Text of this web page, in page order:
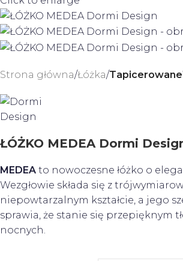
Strona główna Łóżka Tapicerowane
ŁÓŻKO MEDEA Dormi
MEDEA to nowoczesne łóżko o
Wezgłowie składa się z
niepowtarzalnym kształcie, a jego
sprawia, że stanie się przepięknym
nocnych.